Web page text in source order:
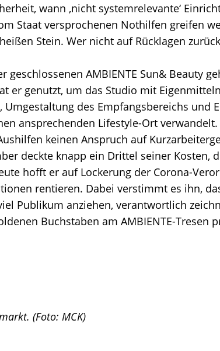
wann ‚nicht systemrelevante‘
Staat versprochenen Nothilfen greifen
Stein. Wer nicht auf Rücklagen
AMBIENTE Sun& Beauty
er genutzt, um das Studio mit
des Empfangsbereichs und
ansprechenden Lifestyle-Ort
keinen Anspruch auf
deckte knapp ein Drittel seiner Kosten,
hofft er auf Lockerung der Corona-
rentieren. Dabei verstimmt es ihn,
Publikum anziehen, verantwortlich
Buchstaben am AMBIENTE-Tresen
(Foto: MCK)